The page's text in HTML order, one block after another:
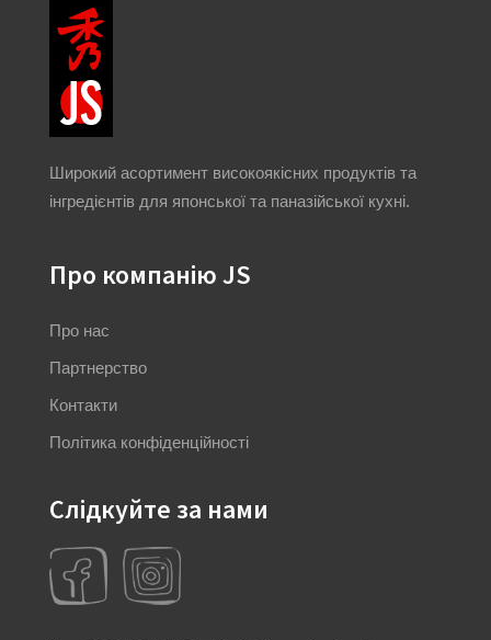
Широкий асортимент високоякісних продуктів та
інгредієнтів для японської та паназійської кухні.
Про компанію JS
Про нас
Партнерство
Контакти
Політика конфіденційності
Слідкуйте за нами